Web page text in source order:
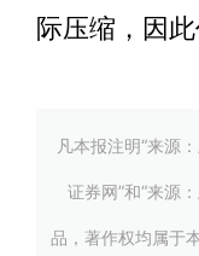
际压缩，因
凡本报注明“来源
证券网”和“来源
品，著作权均属于